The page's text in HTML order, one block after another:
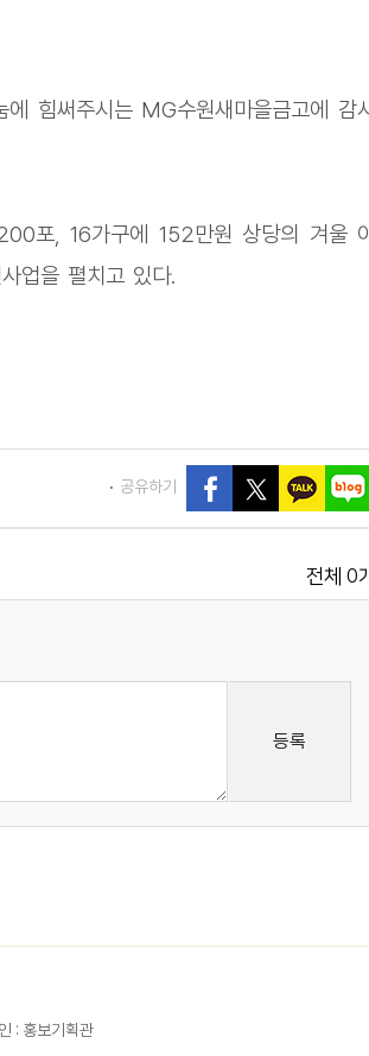
힘써주시는 MG수원새마을금고에 감
포, 16가구에 152만원 상당의 겨울
업을 펼치고 있다.
공유하기
전체 0
등록
: 홍보기획관